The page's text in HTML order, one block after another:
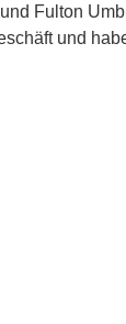
Fulton
und